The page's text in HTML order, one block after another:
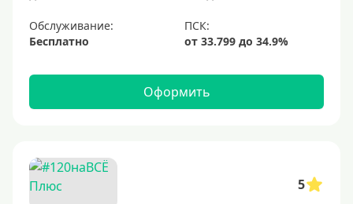
Обслуживание:
Бесплатно
Оформить
5